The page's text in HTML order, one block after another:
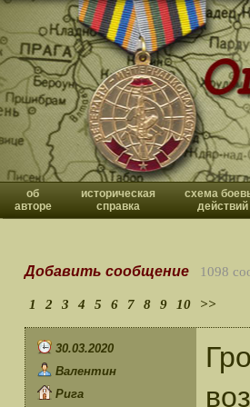
об
авторе
историческая
справка
схема
действий
Добавить сообщение 1098
1 2 3 4 5 6 7 8 9 10 >>
30.03.2020
Валентин
Рига